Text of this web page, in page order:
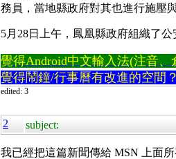
務員，當地縣政府對其也進行施壓
5月28日上午，鳳凰縣政府組織了
覺得Android中文輸入法(注音
覺得鬧鐘/行事曆有改進的空間？
edited: 3
2 subject:
我已經把這篇新聞傳給 MSN 上面所